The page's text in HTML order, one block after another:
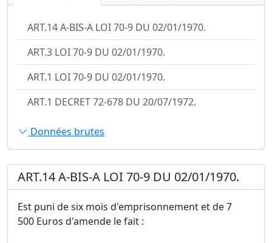
ART.14 A-BIS-A LOI 70-9 DU 02/01/1970.
ART.3 LOI 70-9 DU 02/01/1970.
ART.1 LOI 70-9 DU 02/01/1970.
ART.1 DECRET 72-678 DU 20/07/1972.
Données brutes
ART.14 A-BIS-A LOI 70-9 DU 02/01/1970.
Est puni de six mois d'emprisonnement et de 7
500 Euros d'amende le fait :